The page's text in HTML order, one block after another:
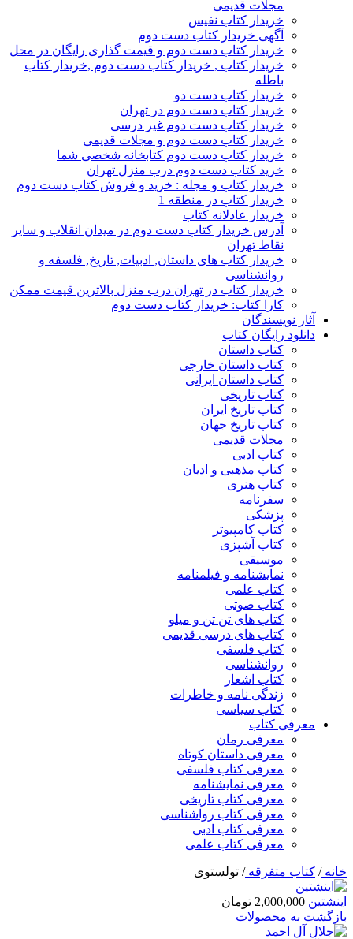
مجلات قدیمی
خریدار کتاب نفیس
آگهی خریدار کتاب دست دوم
خریدار کتاب دست دوم و قیمت گذاری رایگان در محل
خریدار کتاب , خریدار کتاب دست دوم ,خریدار کتاب
باطله
خریدار کتاب دست دو
خریدار کتاب دست دوم در تهران
خریدار کتاب دست دوم غیر درسی
خریدار کتاب دست دوم و مجلات قدیمی
خریدار کتاب دست دوم کتابخانه شخصی شما
خرید کتاب دست دوم درب منزل تهران
خریدار کتاب و مجله : خرید و فروش کتاب دست دوم
خریدار کتاب در منطقه 1
خریدار عادلانه کتاب
آدرس خریدار کتاب دست دوم در میدان انقلاب و سایر
نقاط تهران
خریدار کتاب های داستان, ادبیات, تاریخ, فلسفه و
روانشناسی
خریدار کتاب در تهران درب منزل بالاترین قیمت ممکن
کارا کتاب: خریدار کتاب دست دوم
آثار نویسندگان
دانلود رایگان کتاب
کتاب داستان
کتاب داستان خارجی
کتاب داستان ایرانی
کتاب تاریخی
کتاب تاریخ ایران
کتاب تاریخ جهان
مجلات قدیمی
کتاب ادبی
کتاب مذهبی و ادیان
کتاب هنری
سفرنامه
پزشکی
کتاب کامپیوتر
کتاب آشپزی
موسیقی
نمایشنامه و فیلمنامه
کتاب علمی
کتاب صوتی
کتاب های تن تن و میلو
کتاب های درسی قدیمی
کتاب فلسفی
روانشناسی
کتاب اشعار
زندگی نامه و خاطرات
کتاب سیاسی
معرفی کتاب
معرفی رمان
معرفی داستان کوتاه
معرفی کتاب فلسفی
معرفی نمایشنامه
معرفی کتاب تاریخی
معرفی کتاب رواشناسی
معرفی کتاب ادبی
معرفی کتاب علمی
خانه/ کتاب متفرقه/ تولستوی
اینشتین 2,000,000 تومان
بازگشت به محصولات